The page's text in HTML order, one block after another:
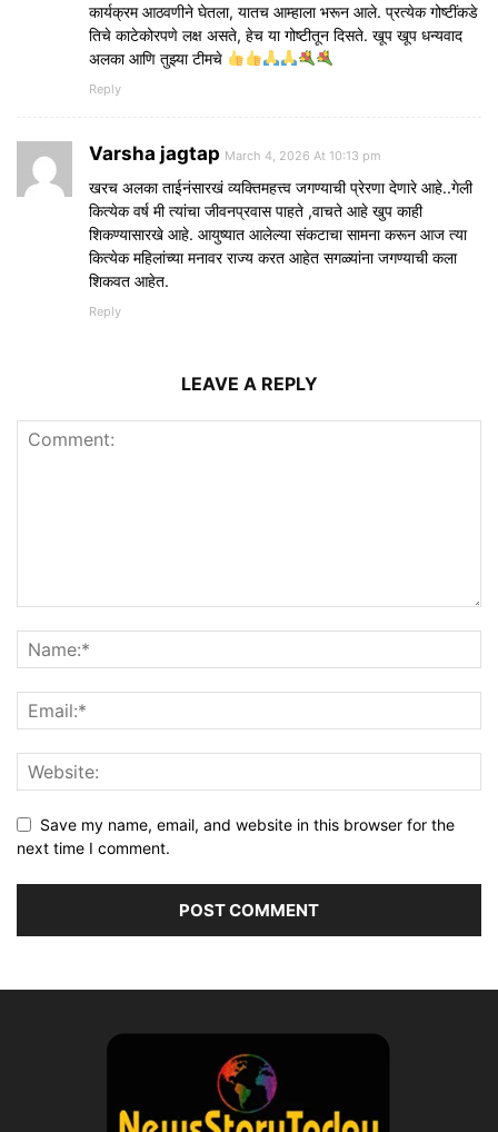
कार्यक्रम आठवणीने घेतला, यातच आम्हाला भरून आले. प्रत्येक गोष्टींकडे
तिचे काटेकोरपणे लक्ष असते, हेच या गोष्टीतून दिसते. खूप खूप धन्यवाद
अलका आणि तुझ्या टीमचे
Reply
Varsha jagtap March 4, 2026 At 10:13 pm
खरच अलका ताईनंसारखं व्यक्तिमहत्त्व जगण्याची प्रेरणा देणारे आहे..गेली
कित्येक वर्ष मी त्यांचा जीवनप्रवास पाहते ,वाचते आहे खुप काही
शिकण्यासारखे आहे. आयुष्यात आलेल्या संकटाचा सामना करून आज त्या
कित्येक महिलांच्या मनावर राज्य करत आहेत सगळ्यांना जगण्याची कला
शिकवत आहेत.
Reply
LEAVE A REPLY
Save my name, email, and website in this browser for the
next time I comment.